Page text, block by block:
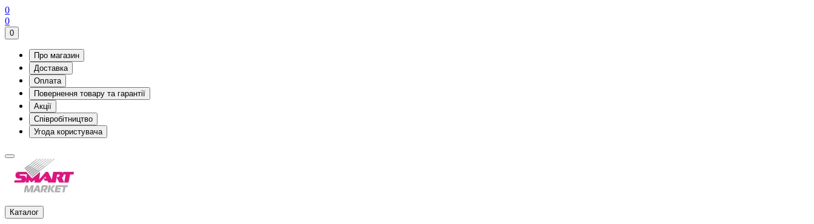
0
0
0
Про магазин
Доставка
Оплата
Повернення товару та гарантії
Акції
Співробітництво
Угода користувача
Каталог